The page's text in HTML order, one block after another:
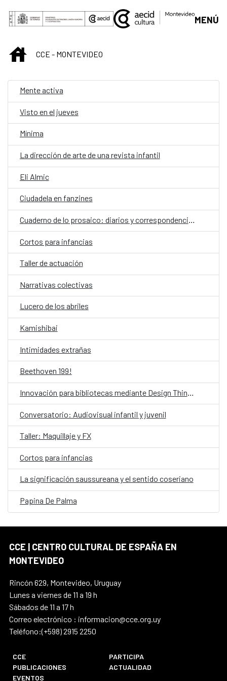
Saltar al contenido principal
MENÚ
INICIOCCE - MONTEVIDEO
Mente activa
Visto en el jueves
Mínima
La dirección de arte de una revista infantil
Eli Almic
Ciudadela en fanzines
Cuaderno de lo prosaico: diarios y correspondencias
Cortos para infancias
Taller de actuación
Narrativas colectivas
Lucero de los abriles
Kamishibai
Intimidades extrañas
Beethoven 199!
Innovación para bibliotecas mediante Design Thinking asistido por IA
Conversatorio: Audiovisual infantil y juvenil
Taller: Maquillaje y FX
Cortos para infancias
La significación saussureana y el sentido coseriano
Papina De Palma
CCE | CENTRO CULTURAL DE ESPAÑA EN
MONTEVIDEO
Rincón 629, Montevideo, Uruguay
Lunes a viernes de 11 a 19 h
Sábados de 11 a 17 h
Correo electrónico : informacion@cce.org.uy
Teléfono:(+598) 2915 2250
CCE
PARTICIPA
PUBLICACIONES
ACTUALIDAD
EVENTOS